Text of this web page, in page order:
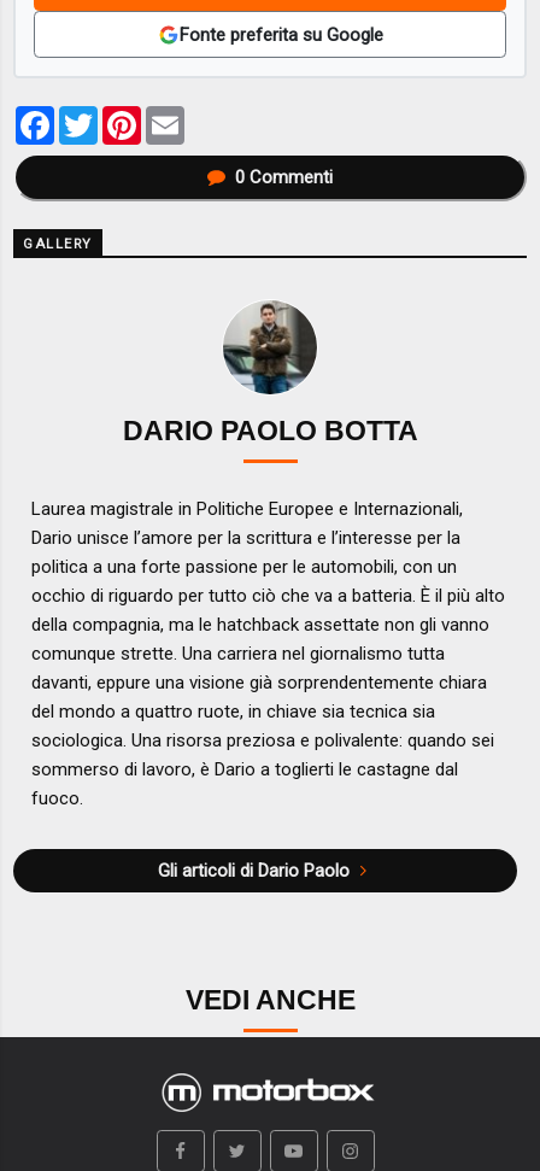
Fonte preferita su Google
Facebook
TwitterPinterest
0Commenti
GALLERY
DARIO PAOLO BOTTA
Laurea magistrale in Politiche Europee e Internazionali,
Dario unisce l’amore per la scrittura e l’interesse per la
politica a una forte passione per le automobili, con un
occhio di riguardo per tutto ciò che va a batteria. È il più alto
della compagnia, ma le hatchback assettate non gli vanno
comunque strette. Una carriera nel giornalismo tutta
davanti, eppure una visione già sorprendentemente chiara
del mondo a quattro ruote, in chiave sia tecnica sia
sociologica. Una risorsa preziosa e polivalente: quando sei
sommerso di lavoro, è Dario a toglierti le castagne dal
fuoco.
Gli articoli di Dario Paolo
VEDI ANCHE